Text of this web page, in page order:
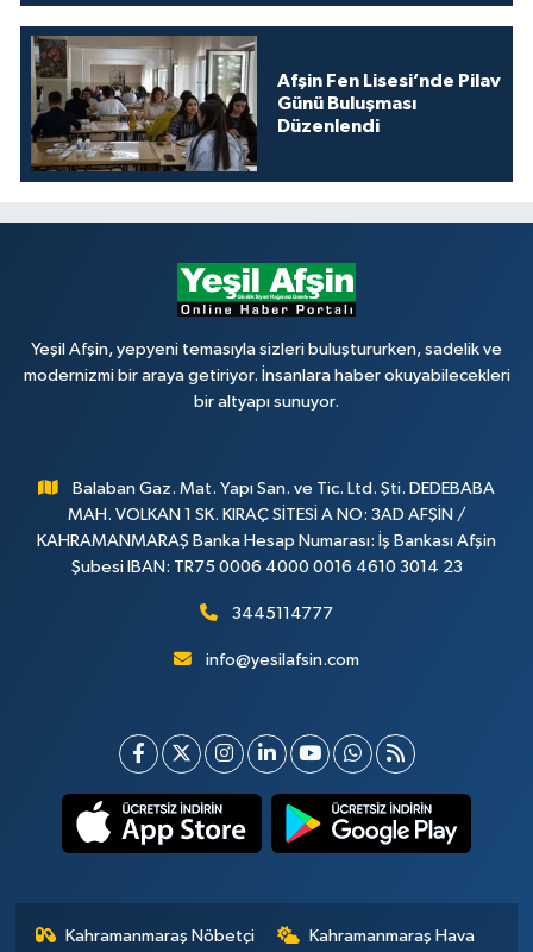
Afşin Fen Lisesi’nde Pilav
Günü Buluşması
Düzenlendi
Yeşil Afşin, yepyeni temasıyla sizleri buluştururken, sadelik ve
modernizmi bir araya getiriyor. İnsanlara haber okuyabilecekleri
bir altyapı sunuyor.
Balaban Gaz. Mat. Yapı San. ve Tic. Ltd. Şti. DEDEBABA
MAH. VOLKAN 1 SK. KIRAÇ SİTESİ A NO: 3AD AFŞİN /
KAHRAMANMARAŞ Banka Hesap Numarası: İş Bankası Afşin
Şubesi IBAN: TR75 0006 4000 0016 4610 3014 23
3445114777
info@yesilafsin.com
Kahramanmaraş Nöbetçi Kahramanmaraş Hava